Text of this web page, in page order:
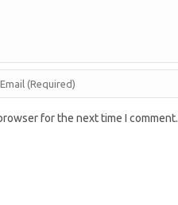
for the next time I comment.